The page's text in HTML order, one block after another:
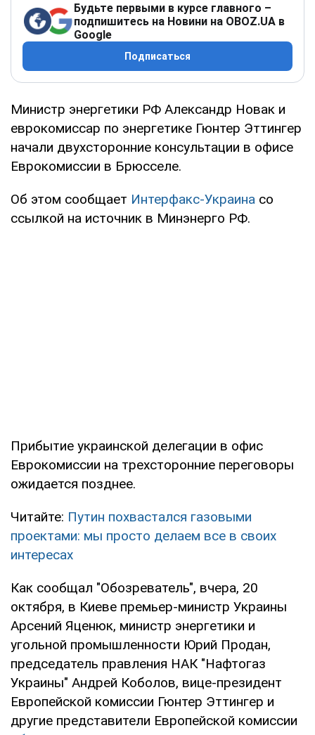
Будьте первыми в курсе главного –
подпишитесь на Новини на OBOZ.UA в
Google
Подписаться
Министр энергетики РФ Александр Новак и
еврокомиссар по энергетике Гюнтер Эттингер
начали двухсторонние консультации в офисе
Еврокомиссии в Брюсселе.
Об этом сообщает Интерфакс-Украина со
ссылкой на источник в Минэнерго РФ.
Прибытие украинской делегации в офис
Еврокомиссии на трехсторонние переговоры
ожидается позднее.
Читайте: Путин похвастался газовыми
проектами: мы просто делаем все в своих
интересах
Как сообщал "Обозреватель", вчера, 20
октября, в Киеве премьер-министр Украины
Арсений Яценюк, министр энергетики и
угольной промышленности Юрий Продан,
председатель правления НАК "Нафтогаз
Украины" Андрей Коболов, вице-президент
Европейской комиссии Гюнтер Эттингер и
другие представители Европейской комиссии